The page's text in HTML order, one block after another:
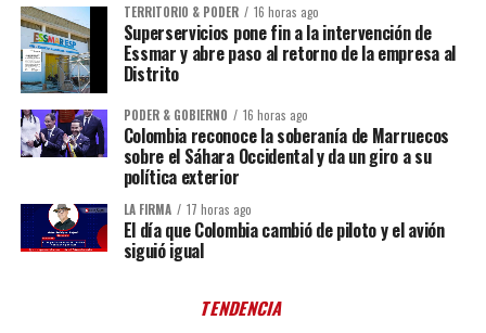
TERRITORIO & PODER 16 horas ago
Superservicios pone fin a la intervención de
Essmar y abre paso al retorno de la empresa al
Distrito
PODER & GOBIERNO 16 horas ago
Colombia reconoce la soberanía de Marruecos
sobre el Sáhara Occidental y da un giro a su
política exterior
LA FIRMA 17 horas ago
El día que Colombia cambió de piloto y el avión
siguió igual
TENDENCIA